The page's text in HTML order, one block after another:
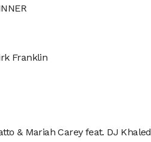
Franklin
& Mariah Carey feat. DJ Khaled